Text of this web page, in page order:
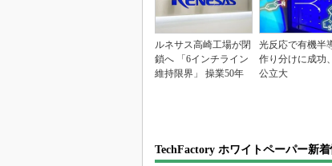
ルネサス高崎工場が閉
鎖へ 「6インチライン
維持限界」 操業50年
光反応で有機半
作り分けに成功
公立大
TechFactory ホワイトペーパー新